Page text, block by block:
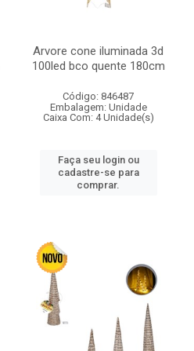
Arvore cone iluminada 3d
100led bco quente 180cm
Código: 846487
Embalagem: Unidade
Caixa Com: 4 Unidade(s)
Faça seu login ou
cadastre-se para
comprar.